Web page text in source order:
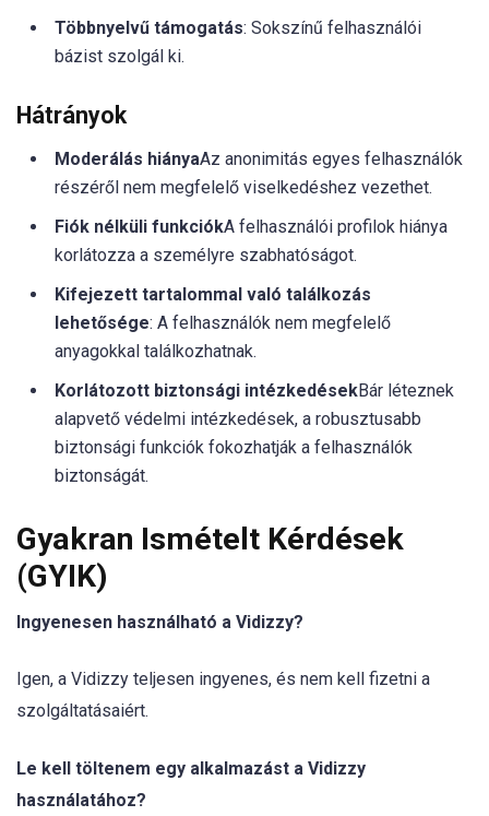
Többnyelvű támogatás: Sokszínű felhasználói
bázist szolgál ki.
Hátrányok
Moderálás hiányaAz anonimitás egyes felhasználók
részéről nem megfelelő viselkedéshez vezethet.
Fiók nélküli funkciókA felhasználói profilok hiánya
korlátozza a személyre szabhatóságot.
Kifejezett tartalommal való találkozás
lehetősége: A felhasználók nem megfelelő
anyagokkal találkozhatnak.
Korlátozott biztonsági intézkedésekBár léteznek
alapvető védelmi intézkedések, a robusztusabb
biztonsági funkciók fokozhatják a felhasználók
biztonságát.
Gyakran Ismételt Kérdések
(GYIK)
Ingyenesen használható a Vidizzy?
Igen, a Vidizzy teljesen ingyenes, és nem kell fizetni a
szolgáltatásaiért.
Le kell töltenem egy alkalmazást a Vidizzy
használatához?